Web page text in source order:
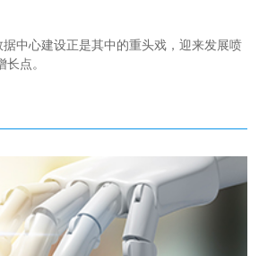
据中心建设正是其中的重头戏，迎来发展喷
点。